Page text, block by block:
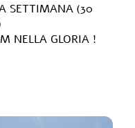
SETTIMANA (30
NELLA GLORIA !